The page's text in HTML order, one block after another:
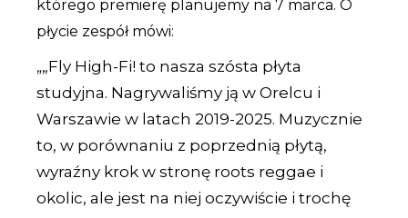
którego premierę planujemy na 7 marca. O
płycie zespół mówi:
„„Fly High-Fi! to nasza szósta płyta
studyjna. Nagrywaliśmy ją w Orelcu i
Warszawie w latach 2019-2025. Muzycznie
to, w porównaniu z poprzednią płytą,
wyraźny krok w stronę roots reggae i
okolic, ale jest na niej oczywiście i trochę